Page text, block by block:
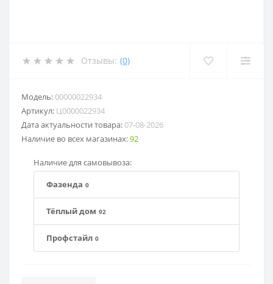
Отзывы: (0)
Модель:00000022934
Артикул: Ц0000022934
Дата актуальности товара:07-08-2026
Наличие во всех магазинах:92
Наличие для самовывоза:
Фазенда 0
Тёплый дом 92
Профстайл 0